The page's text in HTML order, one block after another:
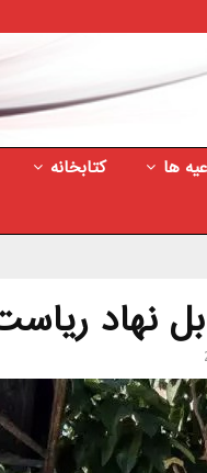
ها کتابخانه
نهاد